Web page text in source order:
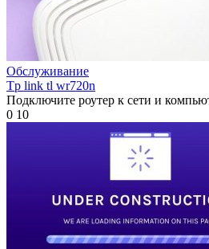
Обслуживание
Tp link tl wr720n
Подключите роутер к сети и
0 10